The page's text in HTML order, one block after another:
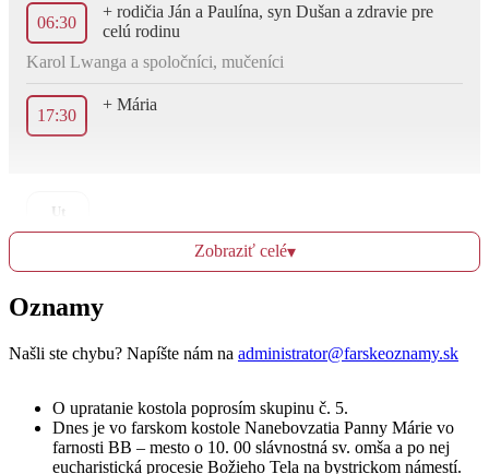
06:30
+ rodičia Ján a Paulína, syn Dušan a zdravie pre
celú rodinu
Karol Lwanga a spoločníci, mučeníci
17:30
+ Mária
Ut
4.6.
Za zdravie pre syna Miroslava a dcéru Katarínu s
17:30
+ Ondrej a Emília
St
Zobraziť celé▾
Oznamy
Našli ste chybu? Napíšte nám na administrator@farskeoznamy.sk
O upratanie kostola poprosím skupinu č. 5.
Dnes je vo farskom kostole Nanebovzatia Panny Márie vo
farnosti BB – mesto o 10. 00 slávnostná sv. omša a po nej
eucharistická procesie Božieho Tela na bystrickom námestí.